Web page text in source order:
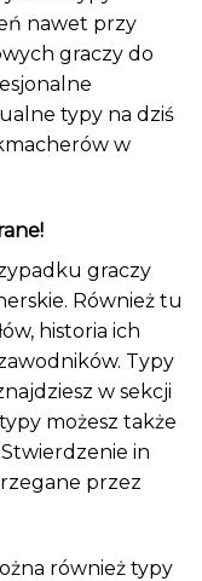
nawet przy
graczy do
typy na dziś
w
graczy
Również tu
historia ich
Typy
w sekcji
możesz także
in
przez
również typy